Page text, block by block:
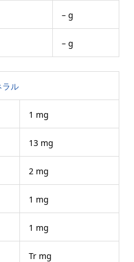
– g
– g
ラル
1 mg
13 mg
2 mg
1 mg
1 mg
Tr mg